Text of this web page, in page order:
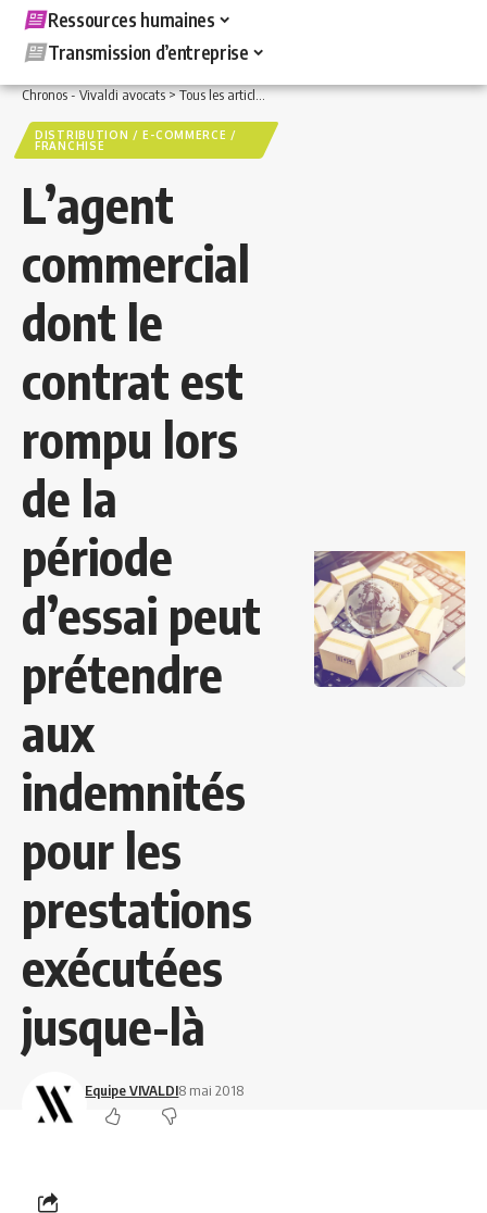
Ressources humaines
Transmission d’entreprise
Chronos - Vivaldi avocats>Tous les articles >Concurrence / Consommation /
DISTRIBUTION / E-COMMERCE /
FRANCHISE
L’agent
commercial
dont le
contrat est
rompu lors
de la
période
d’essai peut
prétendre
aux
indemnités
pour les
prestations
exécutées
jusque-là
Equipe VIVALDI8 mai 2018